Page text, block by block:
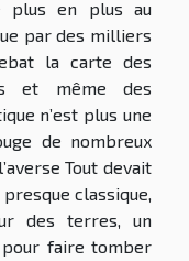
plus en plus au
par des milliers
la carte des
et même des
n’est plus une
de nombreux
Tout devait
classique,
des terres, un
pour faire tomber